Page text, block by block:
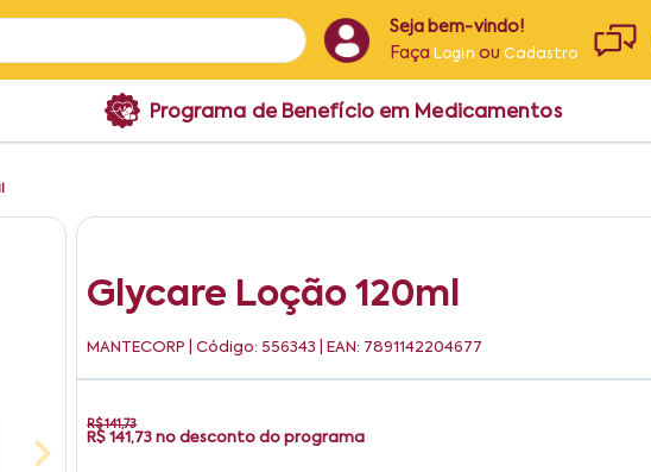
Seja bem-vindo!
Faça Login ouCadastro
Programa de Benefício em Medicamentos
Glycare Loção 120ml
MANTECORP | Código: 556343 | EAN: 7891142204677
R$ 141,73
R$ 141,73no desconto do programa